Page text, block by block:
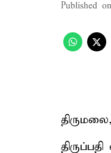
Published on
திருமலை,